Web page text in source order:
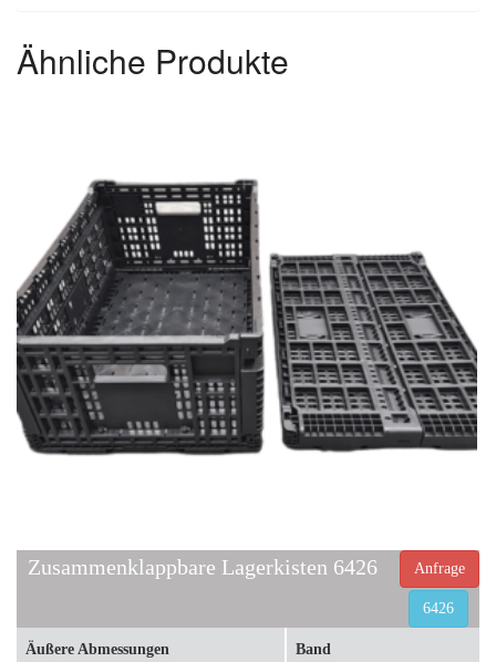
Ähnliche Produkte
Zusammenklappbare Lagerkisten 6426 Anfrage
6426
Äußere Abmessungen Band